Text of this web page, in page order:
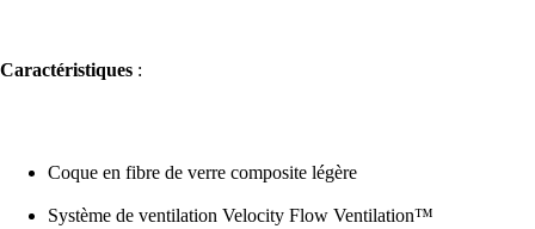
Caractéristiques :
Coque en fibre de verre composite légère
Système de ventilation Velocity Flow Ventilation™